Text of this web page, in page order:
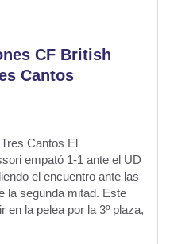
CF British
Cantos
Cantos El
empató 1-1 ante el UD
el encuentro ante las
la segunda mitad. Este
en la pelea por la 3º plaza,